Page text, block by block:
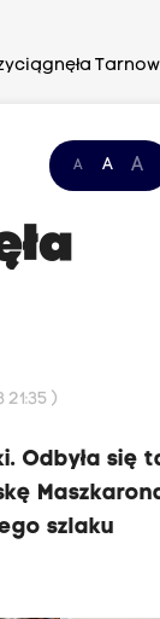
A A A
)
Odbyła się
szlaku